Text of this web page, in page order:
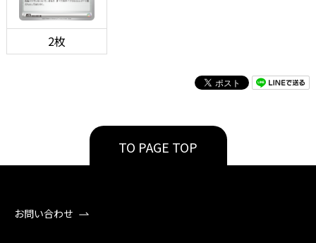
2枚
TO PAGE TOP
お問い合わせ